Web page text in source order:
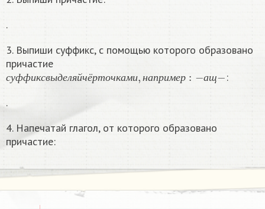
.
3. Выпиши суффикс, с помощью которого образовано
причастие
с у ф ф и кс в ы д еля й ч ё р т о ч кам и напр имер а щ
суффиксв ыд ля йч
:
.
4. Напечатай глагол, от которого образовано
причастие: